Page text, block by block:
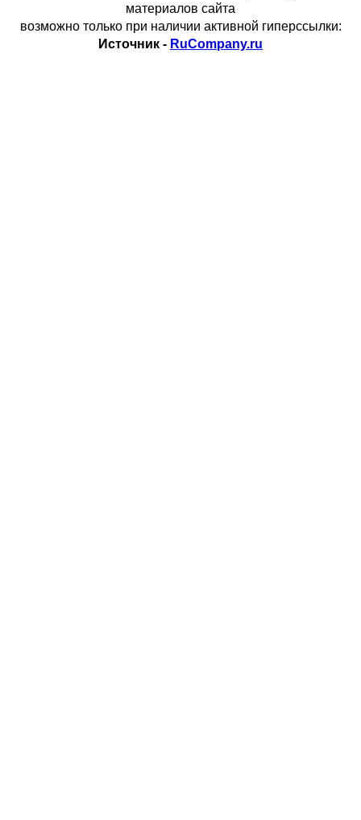
материалов сайта
возможно только при наличии активной гиперссылки:
Источник - RuCompany.ru